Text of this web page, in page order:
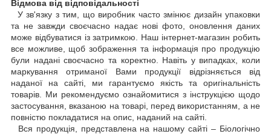
Відмова від відповідальності
У зв'язку з тим, що виробник часто змінює дизайн упаковки
та не завжди своєчасно надає нові фото, оновлення даних
може відбуватися із затримкою. Наш інтернет-магазин робить
все можливе, щоб зображення та інформація про продукцію
були надані своєчасно та коректно. Навіть у випадках, коли
маркування отриманої Вами продукції відрізняється від
наданої на сайті, ми гарантуємо якість та оригінальність
товарів. Ми рекомендуємо ознайомитися з інструкцією щодо
застосування, вказаною на товарі, перед використанням, а не
повністю покладатися на опис, наданий на сайті.
Вся продукція, представлена на нашому сайті – Біологічно